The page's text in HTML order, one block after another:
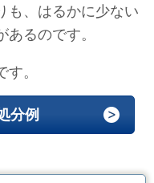
も、はるかに少ない
るのです。
。
分例